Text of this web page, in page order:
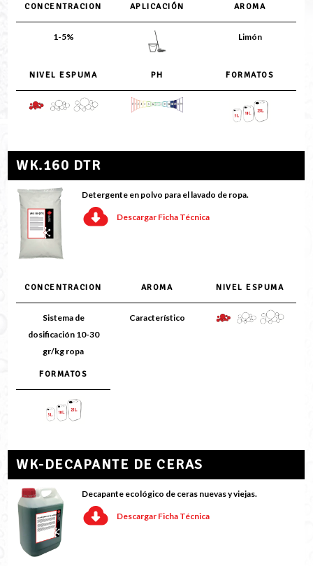
CONCENTRACION APLICACIÓN AROMA
1-5% Limón
NIVEL ESPUMA PH FORMATOS
WK.160 DTR
Detergente en polvo para el lavado de ropa.
Descargar Ficha Técnica
CONCENTRACION AROMA NIVEL ESPUMA
Sistema de
dosificación 10-30
gr/kg ropa
Característico
FORMATOS
WK-DECAPANTE DE CERAS
Decapante ecológico de ceras nuevas y viejas.
Descargar Ficha Técnica